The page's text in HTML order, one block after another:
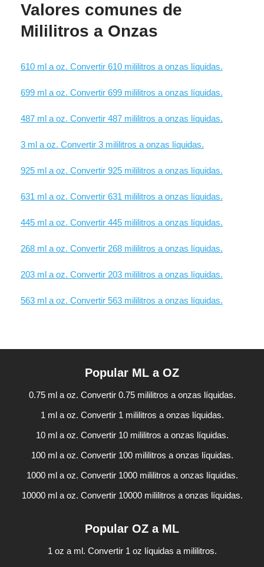
Valores comunes de
Mililitros a Onzas
610 ml a oz. Convertir 610 mililitros a onzas líquidas.
699 ml a oz. Convertir 699 mililitros a onzas líquidas.
487 ml a oz. Convertir 487 mililitros a onzas líquidas.
3 ml a oz. Convertir 3 mililitros a onzas líquidas.
925 ml a oz. Convertir 925 mililitros a onzas líquidas.
631 ml a oz. Convertir 631 mililitros a onzas líquidas.
445 ml a oz. Convertir 445 mililitros a onzas líquidas.
268 ml a oz. Convertir 268 mililitros a onzas líquidas.
203 ml a oz. Convertir 203 mililitros a onzas líquidas.
563 ml a oz. Convertir 563 mililitros a onzas líquidas.
Popular ML a OZ
0.75 ml a oz. Convertir 0.75 mililitros a onzas líquidas.
1 ml a oz. Convertir 1 mililitros a onzas líquidas.
10 ml a oz. Convertir 10 mililitros a onzas líquidas.
100 ml a oz. Convertir 100 mililitros a onzas líquidas.
1000 ml a oz. Convertir 1000 mililitros a onzas líquidas.
10000 ml a oz. Convertir 10000 mililitros a onzas líquidas.
Popular OZ a ML
1 oz a ml. Convertir 1 oz líquidas a mililitros.